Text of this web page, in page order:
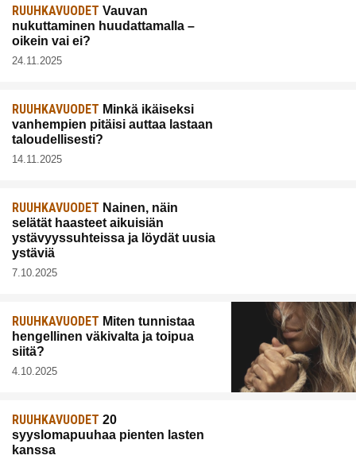
RUUHKAVUODET Vauvan
nukuttaminen huudattamalla –
oikein vai ei?
24.11.2025
RUUHKAVUODET Minkä ikäiseksi
vanhempien pitäisi auttaa lastaan
taloudellisesti?
14.11.2025
RUUHKAVUODET Nainen, näin
selätät haasteet aikuisiän
ystävyyssuhteissa ja löydät uusia
ystäviä
7.10.2025
RUUHKAVUODET Miten tunnistaa
hengellinen väkivalta ja toipua
siitä?
4.10.2025
RUUHKAVUODET 20
syyslomapuuhaa pienten lasten
kanssa